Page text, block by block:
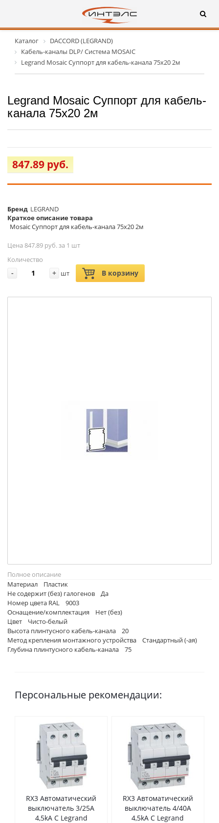
Каталог
DACCORD (LEGRAND)
Кабель-каналы DLP/ Система MOSAIC
Legrand Mosaic Суппорт для кабель-канала 75х20 2м
Legrand Mosaic Суппорт для кабель-
канала 75х20 2м
847.89 руб.
Бренд LEGRAND
Краткое описание товара
Mosaic Суппорт для кабель-канала 75х20 2м
Цена 847.89 руб. за 1 шт
Количество
- + шт В корзину
Полное описание
Материал Пластик
Не содержит (без) галогенов Да
Номер цвета RAL 9003
Оснащение/комплектация Нет (без)
Цвет Чисто-белый
Высота плинтусного кабель-канала 20
Метод крепления монтажного устройства Стандартный (-ая)
Глубина плинтусного кабель-канала 75
Персональные рекомендации:
RX3 Автоматический
выключатель 3/25А
4,5kA C Legrand
RX3 Автоматический
выключатель 4/40А
4,5kA C Legrand